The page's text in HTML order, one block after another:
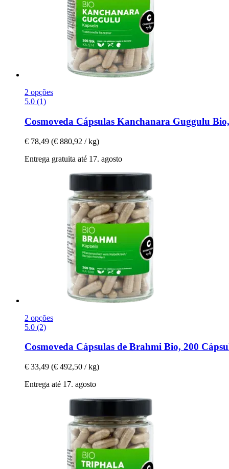
2 opções
5.0 (1)
Cosmoveda Cápsulas Kanchanara Guggulu
€ 78,49 (€ 880,92 / kg)
Entrega gratuita até 17. agosto
2 opções
5.0 (2)
Cosmoveda Cápsulas de Brahmi Bio, 200
€ 33,49 (€ 492,50 / kg)
Entrega até 17. agosto